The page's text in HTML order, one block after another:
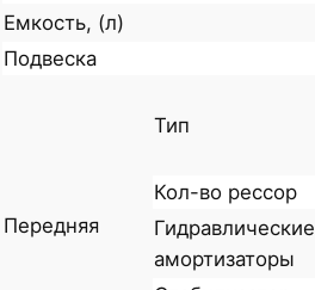
Емкость, (л)
Подвеска
Передняя
Тип
Кол-во рессор
Гидравлические
амортизаторы